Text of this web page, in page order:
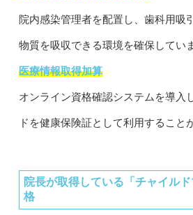
院内感染管理者を配置し、歯科用吸
物質を吸収できる環境を確保してい
医療情報取得加算
オンライン資格確認システムを導入
ドを健康保険証として利用すること
院長が取得している「チャイル
格